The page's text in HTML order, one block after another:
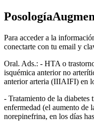
Para acceder a la
conectarte con tu email y
Oral. Ads.: - HTA o
isquémica anterior no
anterior arteria (IIIAIFI) en
- Tratamiento de la diabetes
enfermedad (el aumento de
norepinefrina, en los días